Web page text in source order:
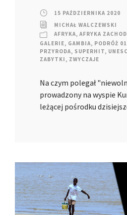
15 PAŹDZIERNIKA 2020
MICHAŁ WALCZEWSKI
AFRYKA, AFRYKA
GALERIE, GAMBIA, PODRÓŻ
PRZYRODA, SUPERHIT,
ZABYTKI , ZWYCZAJE
Na czym polegał
prowadzony na wyspie
leżącej pośrodku